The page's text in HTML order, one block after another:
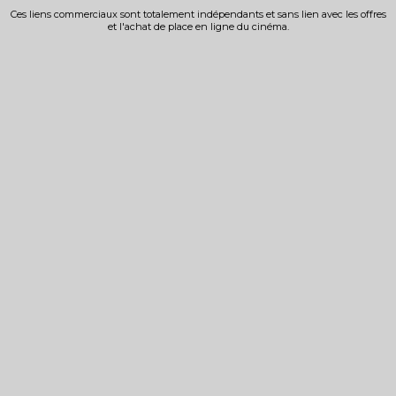
Ces liens commerciaux sont totalement indépendants et sans lien avec les offres
et l'achat de place en ligne du cinéma.